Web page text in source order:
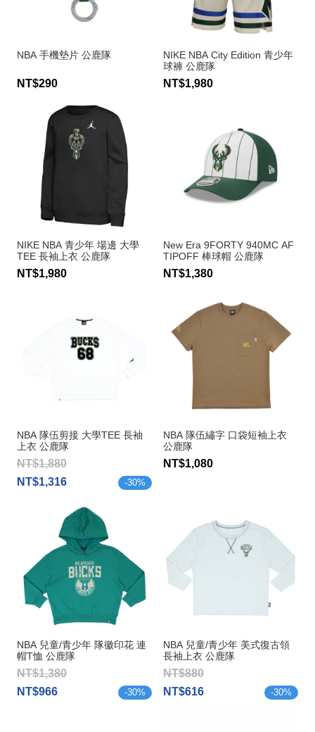
NBA 手機墊片 公鹿隊
NT$290
NIKE NBA City Edition 青少年
球褲 公鹿隊
NT$1,980
NIKE NBA 青少年 場邊 大學
TEE 長袖上衣 公鹿隊
NT$1,980
New Era 9FORTY 940MC AF
TIPOFF 棒球帽 公鹿隊
NT$1,380
NBA 隊伍剪接 大學TEE 長袖
上衣 公鹿隊
NT$1,880
NT$1,316
-30%
NBA 隊伍繡字 口袋短袖上衣
公鹿隊
NT$1,080
NBA 兒童/青少年 隊徽印花 連
帽T恤 公鹿隊
NT$1,380
NT$966
-30%
NBA 兒童/青少年 美式復古領
長袖上衣 公鹿隊
NT$880
NT$616
-30%